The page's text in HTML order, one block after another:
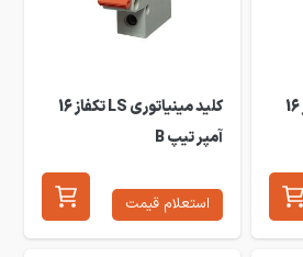
کلید مینیاتوری LS تکفاز 16
کلید مینیاتوری LS تکفاز 16
آمپر تیپ B
استعلام قیمت